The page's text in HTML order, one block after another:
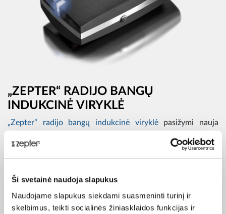
Ši svetainė naudoja slapukus
Naudojame slapukus siekdami suasmeninti turinį ir
skelbimus, teikti socialinės žiniasklaidos funkcijas ir
„ZEPTER“ RADIJO BANGŲ
INDUKCINĖ VIRYKLĖ
„Zepter“ radijo bangų indukcinė viryklėpasižymi nauja
skaitmeniniu radijo bangų temperatūros reguliatoriumi ir
„Zepter“ laikmačiu bei užtikrinti kontroliuojamą gaminimo
sureguliuoja ir palaiko paruošimo temperatūrą, o, kai reikia,
automatiškai sustabdo paruošimo procesą pagal „Zepter“
skaitmeniniu radijo bangų temperatūros reguliatoriumi